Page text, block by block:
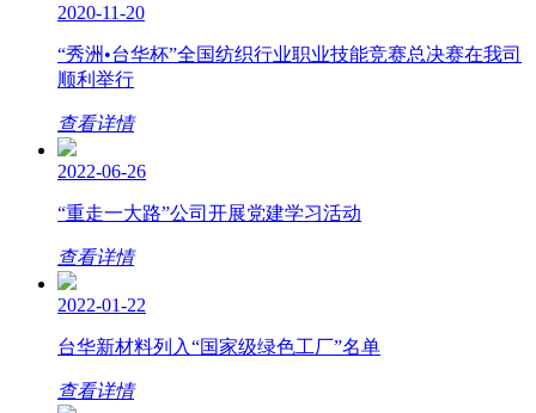
2020-11-20
“秀洲•台华杯”全国纺织行业职业技能竞赛总决赛在我司
顺利举行
查看详情
2022-06-26
“重走一大路”公司开展党建学习活动
查看详情
2022-01-22
台华新材料列入“国家级绿色工厂”名单
查看详情